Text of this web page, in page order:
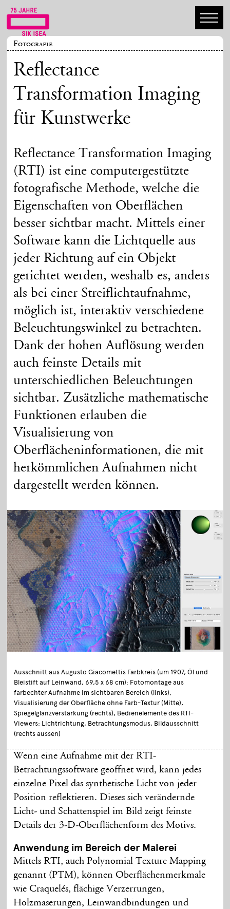
Fotografie
Reflectance
Transformation Imaging
für Kunstwerke
Reflectance Transformation Imaging
(RTI) ist eine computergestützte
fotografische Methode, welche die
Eigenschaften von Oberflächen
besser sichtbar macht. Mittels einer
Software kann die Lichtquelle aus
jeder Richtung auf ein Objekt
gerichtet werden, weshalb es, anders
als bei einer Streiflichtaufnahme,
möglich ist, interaktiv verschiedene
Beleuchtungswinkel zu betrachten.
Dank der hohen Auflösung werden
auch feinste Details mit
unterschiedlichen Beleuchtungen
sichtbar. Zusätzliche mathematische
Funktionen erlauben die
Visualisierung von
Oberflächeninformationen, die mit
herkömmlichen Aufnahmen nicht
dargestellt werden können.
Ausschnitt aus Augusto Giacomettis Farbkreis (um 1907, Öl und
Bleistift auf Leinwand, 69,5 x 68 cm): Fotomontage aus
farbechter Aufnahme im sichtbaren Bereich (links),
Visualisierung der Oberfläche ohne Farb-Textur (Mitte),
Spiegelglanzverstärkung (rechts), Bedienelemente des RTI-
Viewers: Lichtrichtung, Betrachtungsmodus, Bildausschnitt
(rechts aussen)
Wenn eine Aufnahme mit der RTI-
Betrachtungssoftware geöffnet wird, kann jedes
einzelne Pixel das synthetische Licht von jeder
Position reflektieren. Dieses sich verändernde
Licht- und Schattenspiel im Bild zeigt feinste
Details der 3-D-Oberflächenform des Motivs.
Anwendung im Bereich der Malerei
Mittels RTI, auch Polynomial Texture Mapping
genannt (PTM), können Oberflächenmerkmale
wie Craquelés, flächige Verzerrungen,
Holzmaserungen, Leinwandbindungen und